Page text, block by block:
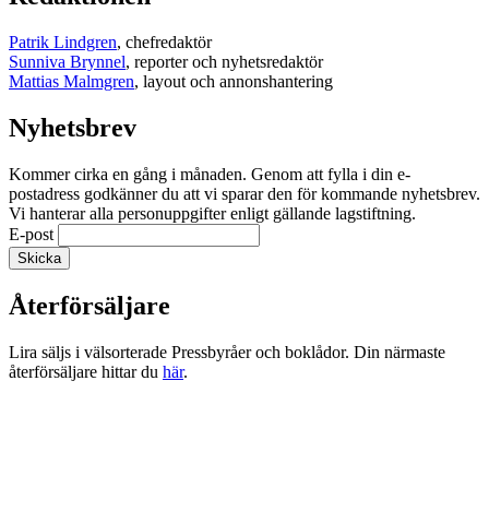
Patrik Lindgren, chefredaktör
Sunniva Brynnel, reporter och nyhetsredaktör
Mattias Malmgren, layout och annonshantering
Nyhetsbrev
Kommer cirka en gång i månaden. Genom att fylla i din e-
postadress godkänner du att vi sparar den för kommande nyhetsbrev.
Vi hanterar alla personuppgifter enligt gällande lagstiftning.
E-post
Återförsäljare
Lira säljs i välsorterade Pressbyråer och boklådor. Din närmaste
återförsäljare hittar du här.